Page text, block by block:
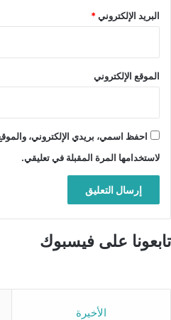
البريد الإلكتروني*
الموقع الإلكتروني
احفظ اسمي، بريدي الإلكتروني،
لاستخدامها المرة المقبلة في تعليقي.
تابعونا على فيسبوك
الأخيرة